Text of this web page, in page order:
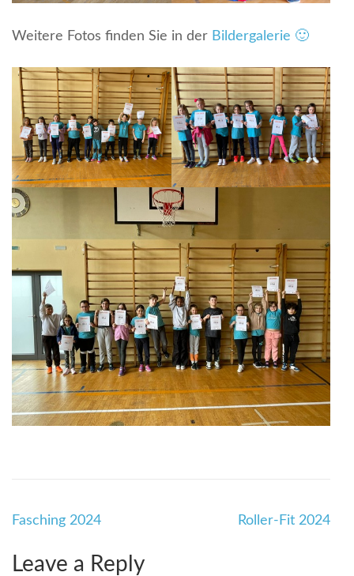
Weitere Fotos finden Sie in der Bildergalerie 🙂
Beitragsnavigation
Fasching 2024 Roller-Fit 2024
Leave a Reply